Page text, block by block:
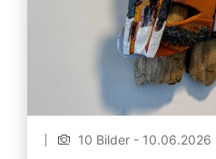
10 Bilder - 10.06.2026